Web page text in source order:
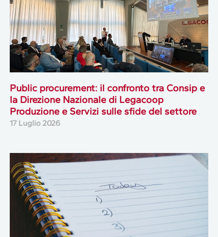
Public procurement: il confronto tra Consip e
la Direzione Nazionale di Legacoop
Produzione e Servizi sulle sfide del settore
17 Luglio 2026